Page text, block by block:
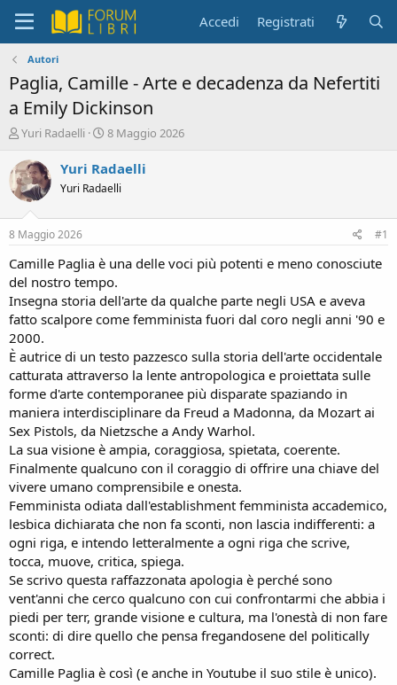
Accedi Registrati
Autori
Paglia, Camille - Arte e decadenza da Nefertiti
a Emily Dickinson
C
e
a
t
r
e
D
s
c
u
s
s
i
n
e
Yuri Radaelli
D
t
d
i
o
8 Maggio 2026
Yuri Radaelli
Yuri Radaelli
8 Maggio 2026 #1
Camille Paglia è una delle voci più potenti e meno conosciute
del nostro tempo.
Insegna storia dell'arte da qualche parte negli USA e aveva
fatto scalpore come femminista fuori dal coro negli anni '90 e
2000.
È autrice di un testo pazzesco sulla storia dell'arte occidentale
catturata attraverso la lente antropologica e proiettata sulle
forme d'arte contemporanee più disparate spaziando in
maniera interdisciplinare da Freud a Madonna, da Mozart ai
Sex Pistols, da Nietzsche a Andy Warhol.
La sua visione è ampia, coraggiosa, spietata, coerente.
Finalmente qualcuno con il coraggio di offrire una chiave del
vivere umano comprensibile e onesta.
Femminista odiata dall'establishment femminista accademico,
lesbica dichiarata che non fa sconti, non lascia indifferenti: a
ogni riga, e intendo letteralmente a ogni riga che scrive,
tocca, muove, critica, spiega.
Se scrivo questa raffazzonata apologia è perché sono
vent'anni che cerco qualcuno con cui confrontarmi che abbia i
piedi per terr, grande visione e cultura, ma l'onestà di non fare
sconti: di dire quello che pensa fregandosene del politically
correct.
Camille Paglia è così (e anche in Youtube il suo stile è unico).